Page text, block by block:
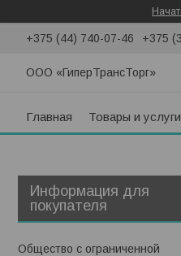
+375 (44) 740-07-46 +375
ООО «ГиперТрансТорг»
Главная Товары и услуги
Информация для
покупателя
Общество с ограниченной